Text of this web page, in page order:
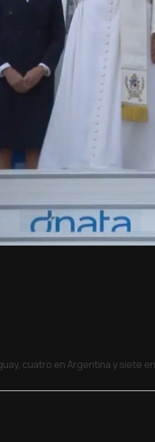
cuatro en Argentina y siete